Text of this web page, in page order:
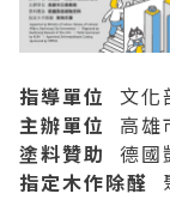
典藏3D手上
2021
南方作為相
2019 奔‧
感動虎 高美
感動鼠 高美
尋寶高雄 -
指導單位 文化
主辦單位 高雄
塗料贊助 德國
指定木作除醛